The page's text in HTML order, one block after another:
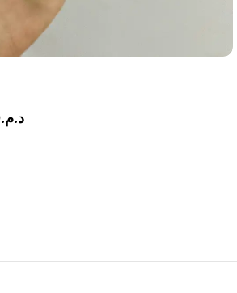
د.م.